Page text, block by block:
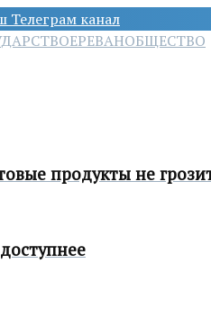
Телеграм канал
ЕРЕВАНОБЩЕСТВО
продукты не